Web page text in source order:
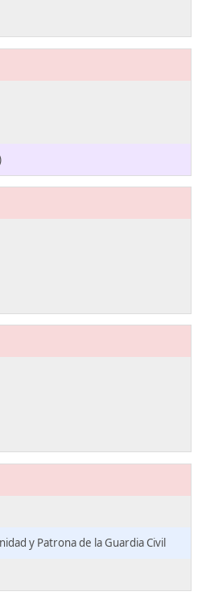
y Patrona de la Guardia Civil